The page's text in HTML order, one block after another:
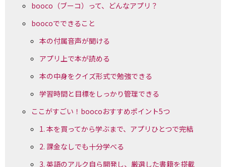
booco（ブーコ）って、どんなアプリ？
boocoでできること
本の付属音声が聞ける
アプリ上で本が読める
本の中身をクイズ形式で勉強できる
学習時間と目標をしっかり管理できる
ここがすごい！boocoおすすめポイント5つ
1. 本を買ってから学ぶまで、アプリひとつで完結
2. 課金なしでも十分学べる
3. 英語のアルク自ら開発し、厳選した書籍を搭載